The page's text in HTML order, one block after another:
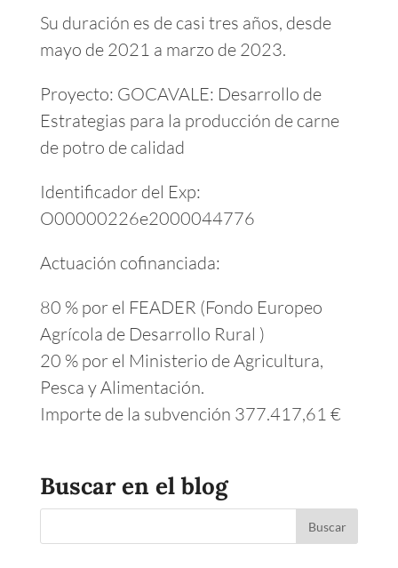
Su duración es de casi tres años, desde
mayo de 2021 a marzo de 2023.
Proyecto: GOCAVALE: Desarrollo de
Estrategias para la producción de carne
de potro de calidad
Identificador del Exp:
O00000226e2000044776
Actuación cofinanciada:
80 % por el FEADER (Fondo Europeo
Agrícola de Desarrollo Rural )
20 % por el Ministerio de Agricultura,
Pesca y Alimentación.
Importe de la subvención 377.417,61 €
Buscar en el blog